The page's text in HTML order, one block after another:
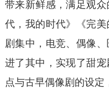
带来新鲜感，满足观
代，我的时代》《完
剧集中，电竞、偶像
进了其中，实现了甜
点与古早偶像剧的设定